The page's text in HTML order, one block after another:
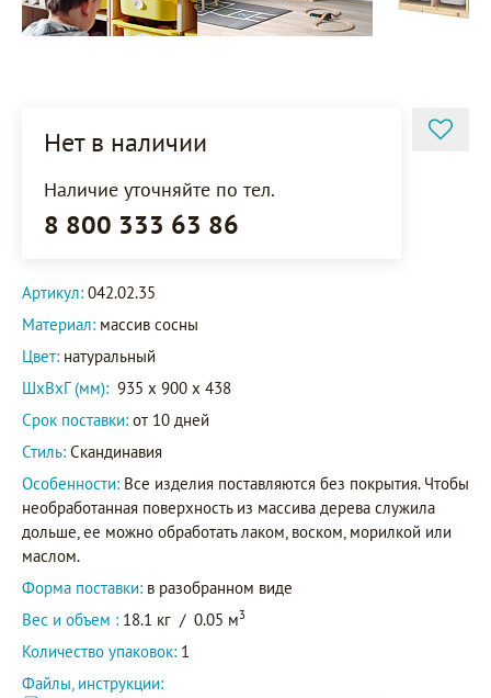
Нет в наличии
Наличие уточняйте по тел.
8 800 333 63 86
Артикул: 042.02.35
Материал: массив сосны
Цвет: натуральный
ШxВxГ (мм): 935 x 900 x 438
Срок поставки: от 10 дней
Стиль: Скандинавия
Особенности: Все изделия поставляются без покрытия. Чтобы
необработанная поверхность из массива дерева служила
дольше, ее можно обработать лаком, воском, морилкой или
маслом.
Форма поставки: в разобранном виде
Вес и объем : 18.1 кг / 0.05 м3
Количество упаковок: 1
Файлы, инструкции: